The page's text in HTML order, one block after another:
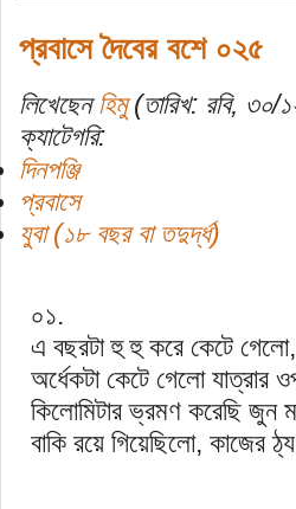
প্রবাসে দৈবের বশে ০২৫
লিখেছেনহিমু(তারিখ: রবি,
ক্যাটেগরি:
দিনপঞ্জি
প্রবাসে
যুবা (১৮ বছর বা তদুর্দ্ধ)
০১.
এ বছরটা হু হু করে কেটে
অর্ধেকটা কেটে গেলো
কিলোমিটার ভ্রমণ করেছি জুন
বাকি রয়ে গিয়েছিলো, কাজের